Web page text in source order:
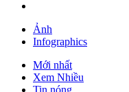
Ảnh
Infographics
Mới nhất
Xem Nhiều
Tin nóng